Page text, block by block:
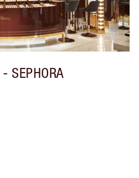
- SEPHORA